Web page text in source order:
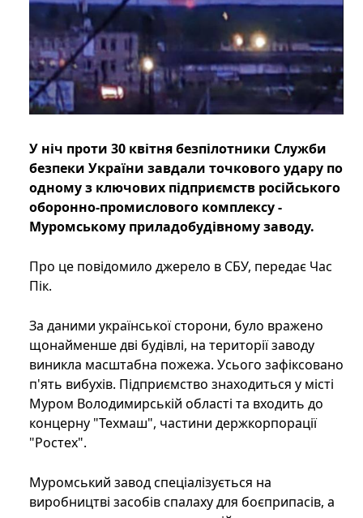
У ніч проти 30 квітня безпілотники Служби
безпеки України завдали точкового удару по
одному з ключових підприємств російського
оборонно-промислового комплексу -
Муромському приладобудівному заводу.
Про це повідомило джерело в СБУ, передає Час
Пік.
За даними української сторони, було вражено
щонайменше дві будівлі, на території заводу
виникла масштабна пожежа. Усього зафіксовано
п'ять вибухів. Підприємство знаходиться у місті
Муром Володимирській області та входить до
концерну "Техмаш", частини держкорпорації
"Ростех".
Муромський завод спеціалізується на
виробництві засобів спалаху для боєприпасів, а